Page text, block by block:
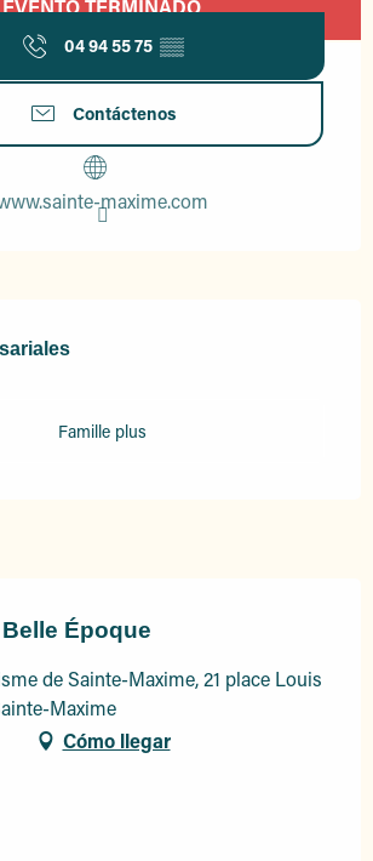
EVENTO TERMINADO
04 94 55 75 ▒▒
Contáctenos
maxime.com
Famille plus
Époque
de Sainte-Maxime, 21 place Louis
Maxime
Cómo llegar